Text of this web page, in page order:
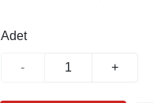
Adet
- +